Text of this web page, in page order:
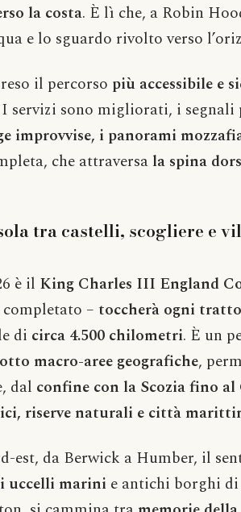
la costa. È lì che, a Robin
e lo sguardo rivolto verso
il percorso più accessibile e
I servizi sono migliorati, i segnali
improvvise, i panorami
che attraversa la spina
tra castelli, scogliere e
è il King Charles III England
– toccherà ogni tratto
di circa 4.500 chilometri. È un
otto macro-aree geografiche,
dal confine con la Scozia fino al
riserve naturali e città
da Berwick a Humber, il
uccelli marini e antichi borghi di